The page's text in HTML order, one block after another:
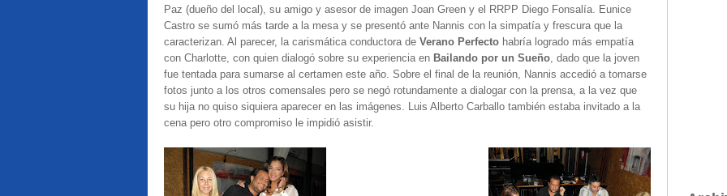
Paz (dueño del local), su amigo y asesor de imagen Joan Green y el RRPP Diego Fonsalía. Eunice
Castro se sumó más tarde a la mesa y se presentó ante Nannis con la simpatía y frescura que la
caracterizan. Al parecer, la carismática conductora de Verano Perfecto habría logrado más empatía
con Charlotte, con quien dialogó sobre su experiencia en Bailando por un Sueño, dado que la joven
fue tentada para sumarse al certamen este año. Sobre el final de la reunión, Nannis accedió a tomarse
fotos junto a los otros comensales pero se negó rotundamente a dialogar con la prensa, a la vez que
su hija no quiso siquiera aparecer en las imágenes. Luis Alberto Carballo también estaba invitado a la
cena pero otro compromiso le impidió asistir.